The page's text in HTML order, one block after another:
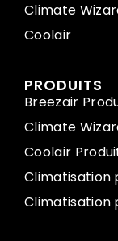
Climate
Coolair
PRODUITS
Breezair
Climate
Coolair
Climatisation
Climatisation